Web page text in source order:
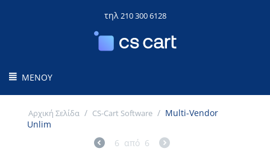
τηλ210 300 6128
ΜΕΝΟΎ
Αρχική Σελίδα / CS-Cart Software / Multi-Vendor
Unlim
6 από 6